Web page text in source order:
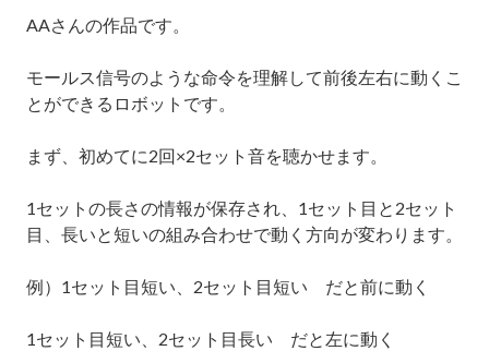
AAさんの作品です。
モールス信号のような命令を理解して前後左右に動くこ
とができるロボットです。
まず、初めてに2回×2セット音を聴かせます。
1セットの長さの情報が保存され、 1セット目と 2セット
目、長いと短いの組み合わせで動く方向が変わります。
例） 1セット目短い、 2セット目短い だと前に動く
1セット目短い、 2セット目長い だと左に動く